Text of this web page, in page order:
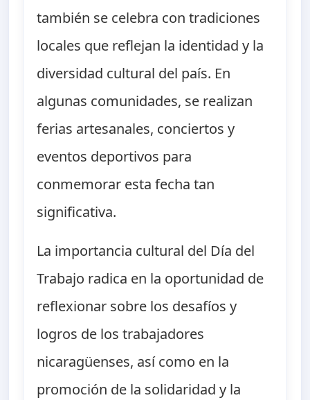
también se celebra con tradiciones
locales que reflejan la identidad y la
diversidad cultural del país. En
algunas comunidades, se realizan
ferias artesanales, conciertos y
eventos deportivos para
conmemorar esta fecha tan
significativa.
La importancia cultural del Día del
Trabajo radica en la oportunidad de
reflexionar sobre los desafíos y
logros de los trabajadores
nicaragüenses, así como en la
promoción de la solidaridad y la